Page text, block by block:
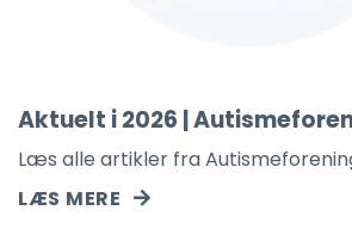
Aktuelt i 2026 |
Læs alle artikler fra
LÆS MERE